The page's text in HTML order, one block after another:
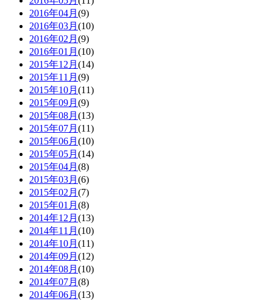
2016年04月 (9)
2016年03月 (10)
2016年02月 (9)
2016年01月 (10)
2015年12月 (14)
2015年11月 (9)
2015年10月 (11)
2015年09月 (9)
2015年08月 (13)
2015年07月 (11)
2015年06月 (10)
2015年05月 (14)
2015年04月 (8)
2015年03月 (6)
2015年02月 (7)
2015年01月 (8)
2014年12月 (13)
2014年11月 (10)
2014年10月 (11)
2014年09月 (12)
2014年08月 (10)
2014年07月 (8)
2014年06月 (13)